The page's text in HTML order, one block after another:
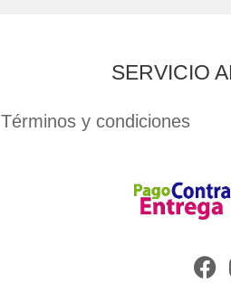
SERVICIO
Términos y condiciones